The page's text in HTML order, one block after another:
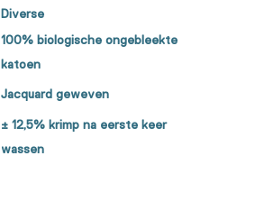
Diverse
100% biologische ongebleekte
katoen
Jacquard geweven
± 12,5% krimp na eerste keer
wassen